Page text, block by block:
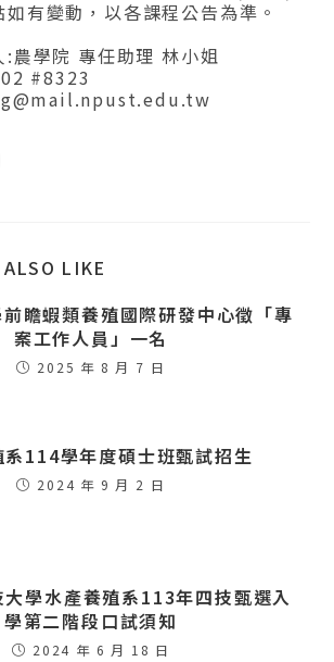
有變動，以各課程公告為準。
:農學院 專任助理 林小姐
#8323
LIKE
瞻蝦類養殖國際研發中心徵「專
案工作人員」一名
2025 年 8 月 7 日
系114學年度碩士班甄試招生
2024 年 9 月 2 日
學水產養殖系113年四技甄選入
學第二階段口試須知
2024 年 6 月 18 日